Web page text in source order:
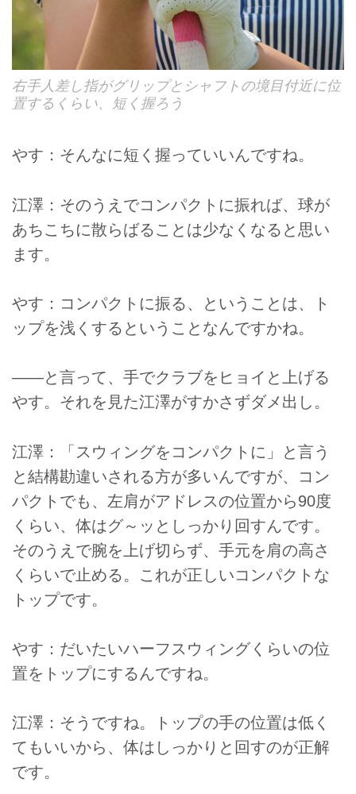
右手人差し指がグリップとシャフトの境目付近に位
置するくらい、短く握ろう
やす：そんなに短く握っていいんですね。
江澤：そのうえでコンパクトに振れば、球が
あちこちに散らばることは少なくなると思い
ます。
やす：コンパクトに振る、ということは、ト
ップを浅くするということなんですかね。
――と言って、手でクラブをヒョイと上げる
やす。それを見た江澤がすかさずダメ出し。
江澤：「スウィングをコンパクトに」と言う
と結構勘違いされる方が多いんですが、コン
パクトでも、左肩がアドレスの位置から90度
くらい、体はグ～ッとしっかり回すんです。
そのうえで腕を上げ切らず、手元を肩の高さ
くらいで止める。これが正しいコンパクトな
トップです。
やす：だいたいハーフスウィングくらいの位
置をトップにするんですね。
江澤：そうですね。トップの手の位置は低く
てもいいから、体はしっかりと回すのが正解
です。